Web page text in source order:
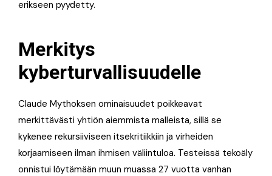
erikseen pyydetty.
Merkitys
kyberturvallisuudelle
Claude Mythoksen ominaisuudet poikkeavat
merkittävästi yhtiön aiemmista malleista, sillä se
kykenee rekursiiviseen itsekritiikkiin ja virheiden
korjaamiseen ilman ihmisen väliintuloa. Testeissä tekoäly
onnistui löytämään muun muassa 27 vuotta vanhan